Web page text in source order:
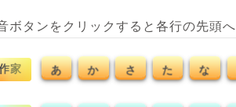
ボタンをクリックすると各行の先頭へ
家 あ か さ た な